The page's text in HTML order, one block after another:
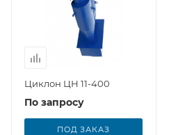
Циклон ЦН 11-400
По запросу
ПОД ЗАКАЗ